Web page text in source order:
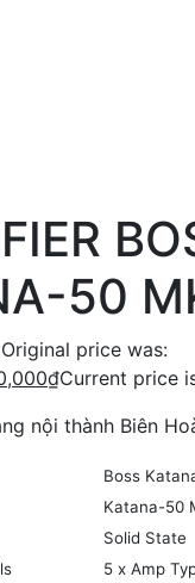
50
Original price was:
₫Current price
nội thành Biên
Boss
Katana-50
Solid State
5 x Amp